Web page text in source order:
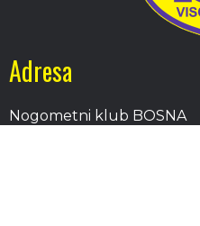
Adresa
Nogometni klub BOSNA